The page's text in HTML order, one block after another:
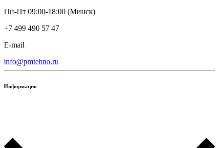
Пн-Пт 09:00-18:00 (Минск)
+7 499 490 57 47
E-mail
info@pmtehno.ru
Информация